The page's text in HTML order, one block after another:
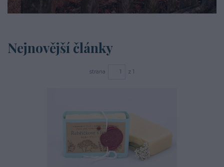
Nejnovější články
strana z 1